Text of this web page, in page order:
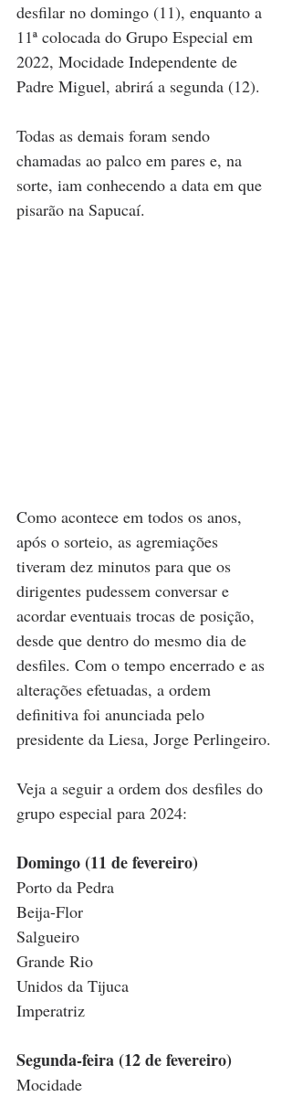
desfilar no domingo (11), enquanto a
11ª colocada do Grupo Especial em
2022, Mocidade Independente de
Padre Miguel, abrirá a segunda (12).
Todas as demais foram sendo
chamadas ao palco em pares e, na
sorte, iam conhecendo a data em que
pisarão na Sapucaí.
Como acontece em todos os anos,
após o sorteio, as agremiações
tiveram dez minutos para que os
dirigentes pudessem conversar e
acordar eventuais trocas de posição,
desde que dentro do mesmo dia de
desfiles. Com o tempo encerrado e as
alterações efetuadas, a ordem
definitiva foi anunciada pelo
presidente da Liesa, Jorge Perlingeiro.
Veja a seguir a ordem dos desfiles do
grupo especial para 2024:
Domingo (11 de fevereiro)
Porto da Pedra
Beija-Flor
Salgueiro
Grande Rio
Unidos da Tijuca
Imperatriz
Segunda-feira (12 de fevereiro)
Mocidade